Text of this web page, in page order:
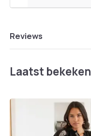
Reviews
Laatst bekeken